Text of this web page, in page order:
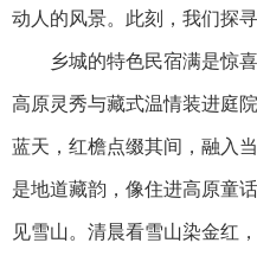
动人的风景。此刻，我们探
乡城的特色民宿满是惊喜
高原灵秀与藏式温情装进庭
蓝天，红檐点缀其间，融入
是地道藏韵，像住进高原童
见雪山。清晨看雪山染金红